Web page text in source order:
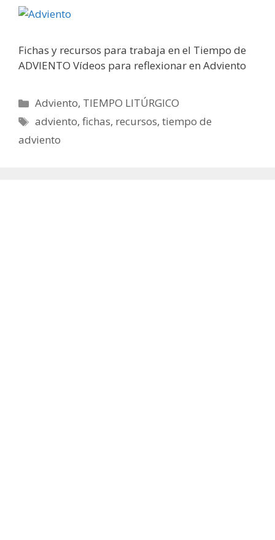
Fichas y recursos para trabaja en el Tiempo de
ADVIENTO Vídeos para reflexionar en Adviento
Categorías
Adviento, TIEMPO LITÚRGICO
Etiquetas
adviento,fichas, recursos,tiempo de
adviento